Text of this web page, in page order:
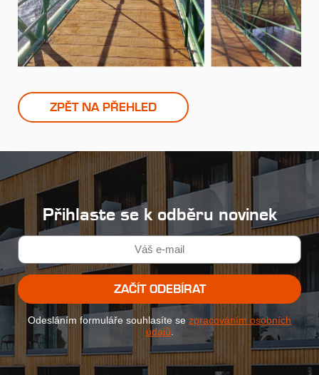
ZPĚT NA PŘEHLED
Přihlaste se k odběru novinek
ZAČÍT ODEBÍRAT
Odesláním formuláře souhlasíte se zpracováním osobních
údajů